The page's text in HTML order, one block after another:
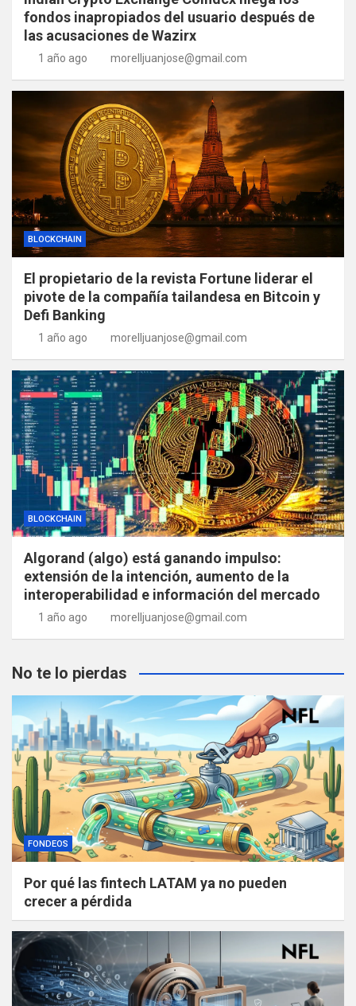
fondos inapropiados del usuario después de
las acusaciones de Wazirx
1 año ago morelljuanjose@gmail.com
BLOCKCHAIN
El propietario de la revista Fortune liderar el
pivote de la compañía tailandesa en Bitcoin y
Defi Banking
1 año ago morelljuanjose@gmail.com
BLOCKCHAIN
Algorand (algo) está ganando impulso:
extensión de la intención, aumento de la
interoperabilidad e información del mercado
1 año ago morelljuanjose@gmail.com
No te lo pierdas
FONDEOS
Por qué las fintech LATAM ya no pueden
crecer a pérdida